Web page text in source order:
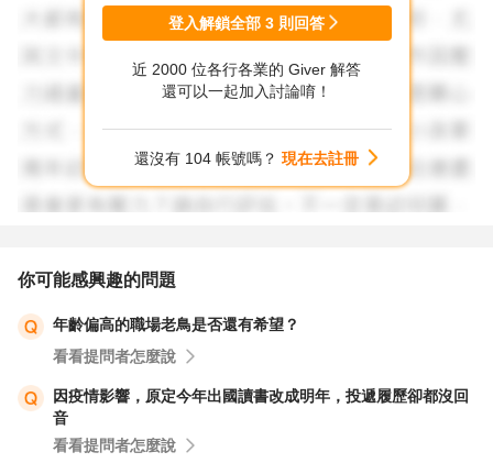
直接幫忙看看,他們提到的建議都蠻好的
至於題主提到的已讀不回的問題實際是常見的問題,HR招聘
畢業科系、年紀等,同時如果沒有辦法在10秒內快速讓HR抓
到跟崗位JD的匹配性,基本就不會下一步,所以才會有很多已
登入解鎖全部 3 則回答
近 2000 位各行各業的 Giver 解答
還可以一起加入討論唷！
還沒有 104 帳號嗎？ 現在去註冊
你可能感興趣的問題
年齡偏高的職場老鳥是否還有希望？
看看提問者怎麼說
因疫情影響，原定今年出國讀書改成明年，投遞履歷卻都沒回
音
看看提問者怎麼說